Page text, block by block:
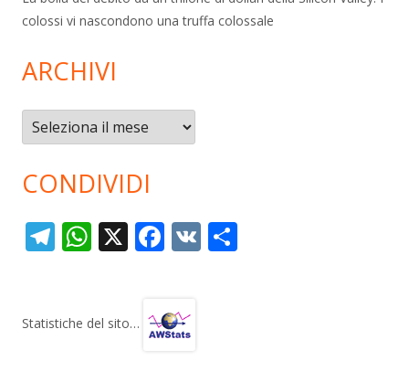
colossi vi nascondono una truffa colossale
ARCHIVI
Archivi
CONDIVIDI
T
gr
W
s
X F
b
V
Statistiche del sito…